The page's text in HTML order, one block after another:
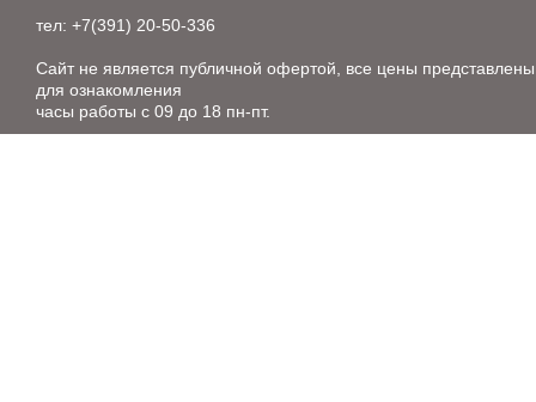
тел: +7(391) 20-50-336
Сайт не является публичной офертой, все цены представлены
для ознакомления
часы работы с 09 до 18 пн-пт.